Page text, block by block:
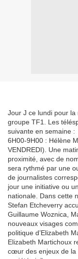
Jour J ce lundi pour
groupe TF1. Les
suivante en semaine :
6H00-9H00 : Hélène
VENDREDI). Une
proximité, avec de
sera rythmé par une
de journalistes
jour une initiative ou
nationale. Dans cette
Stefan Etcheverry
Guillaume Woznica,
nouveaux visages
politique d’Elizabeth
Elizabeth Martichoux
cœur des enjeux de la